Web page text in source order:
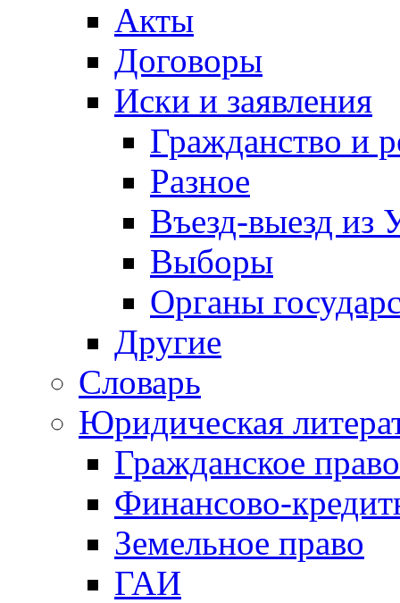
Акты
Договоры
Иски и заявления
Гражданство и
Разное
Въезд-выезд из
Выборы
Органы
Другие
Словарь
Юридическая
Гражданское право
Финансово-
Земельное право
ГАИ